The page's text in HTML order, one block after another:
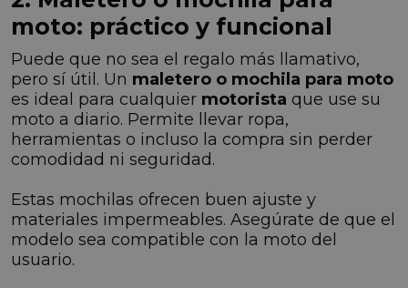
moto: práctico y funcional
Puede que no sea el regalo más llamativo,
pero sí útil. Un maletero o mochila para moto
es ideal para cualquier motorista que use su
moto a diario. Permite llevar ropa,
herramientas o incluso la compra sin perder
comodidad ni seguridad.
Estas mochilas ofrecen buen ajuste y
materiales impermeables. Asegúrate de que el
modelo sea compatible con la moto del
usuario.